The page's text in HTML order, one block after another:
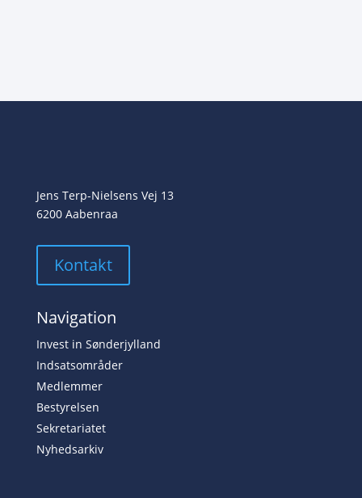
Jens Terp-Nielsens Vej 13
6200 Aabenraa
Kontakt
Navigation
Invest in Sønderjylland
Indsatsområder
Medlemmer
Bestyrelsen
Sekretariatet
Nyhedsarkiv